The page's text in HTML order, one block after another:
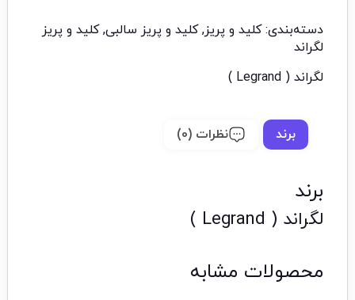
دسته‌بندی:کلید و پریز,کلید و پریز سالبی,کلید و پریز
لگراند
لگراند ( Legrand )
برند نظرات (0)
برند
لگراند ( Legrand )
محصولات مشابه